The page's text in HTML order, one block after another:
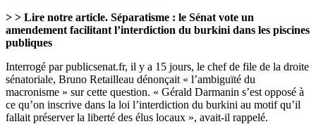
> > Lire notre article. Séparatisme : le Sénat vote un
amendement facilitant l’interdiction du burkini dans les piscines
publiques
Interrogé par publicsenat.fr, il y a 15 jours, le chef de file de la droite
sénatoriale, Bruno Retailleau dénonçait « l’ambiguïté du
macronisme » sur cette question. « Gérald Darmanin s’est opposé à
ce qu’on inscrive dans la loi l’interdiction du burkini au motif qu’il
fallait préserver la liberté des élus locaux », avait-il rappelé.